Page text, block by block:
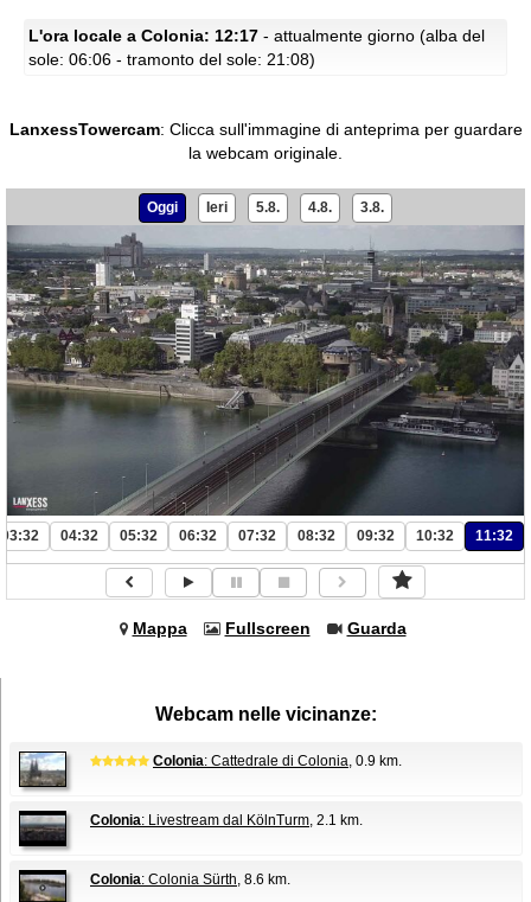
L'ora locale a Colonia: 12:17 - attualmente giorno (alba del
sole: 06:06 - tramonto del sole: 21:08)
LanxessTowercam: Clicca sull'immagine di anteprima per guardare
la webcam originale.
Oggi Ieri 5.8. 4.8. 3.8.
03:32 04:32 05:32 06:32 07:32 08:32 09:32 10:32 11:32
Mappa Fullscreen Guarda
Webcam nelle vicinanze:
Colonia: Cattedrale di Colonia, 0.9 km.
Colonia: Livestream dal KölnTurm, 2.1 km.
Colonia: Colonia Sürth, 8.6 km.